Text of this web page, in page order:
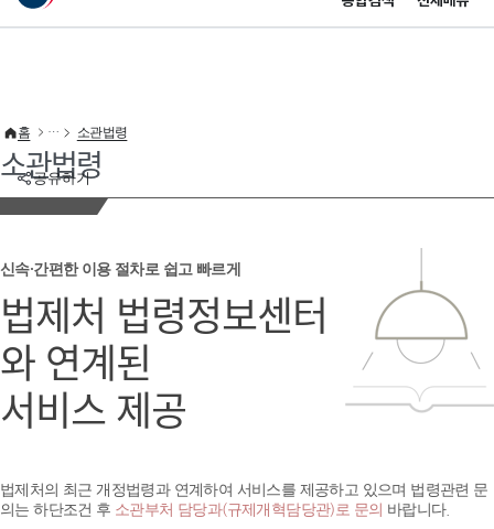
이 누리집은 대한민국 공식 전자정부 누리집입니다.
공유하기
홈 소관법령
소관법령
신속·간편한 이용 절차로 쉽고 빠르게
법제처 법령정보센터
와 연계된
서비스 제공
법제처의 최근 개정법령과 연계하여 서비스를 제공하고 있으며 법령관련 문
의는 하단조건 후 소관부처 담당과(규제개혁담당관)로 문의 바랍니다.